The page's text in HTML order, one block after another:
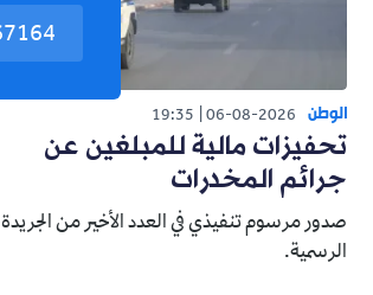
الوطن 06-08-2026
19:35
تحفيزات مالية للمبلغين عن
جرائم المخدرات
صدور مرسوم تنفيذي في العدد الأخير من الجريدة
الرسمية.